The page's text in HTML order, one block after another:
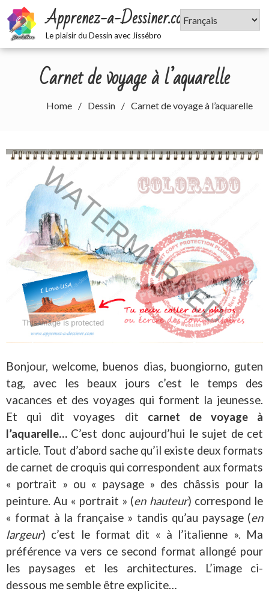
Skip
to
content
Apprenez-a-Dessiner.com
Le plaisir du Dessin avec Jissébro
Carnet de voyage à l’aquarelle
Home Dessin Carnet de voyage à l’aquarelle
Bonjour, welcome, buenos dias, buongiorno, guten
tag, avec les beaux jours c’est le temps des
vacances et des voyages qui forment la jeunesse.
Et qui dit voyages dit carnet de voyage à
l’aquarelle… C’est donc aujourd’hui le sujet de cet
article. Tout d’abord sache qu’il existe deux formats
de carnet de croquis qui correspondent aux formats
« portrait » ou « paysage » des châssis pour la
peinture. Au « portrait » (en hauteur) correspond le
« format à la française » tandis qu’au paysage (en
largeur) c’est le format dit « à l’italienne ». Ma
préférence va vers ce second format allongé pour
les paysages et les architectures. L’image ci-
dessous me semble être explicite…